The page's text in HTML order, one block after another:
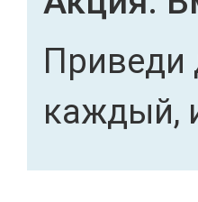
Приведи
каждый,